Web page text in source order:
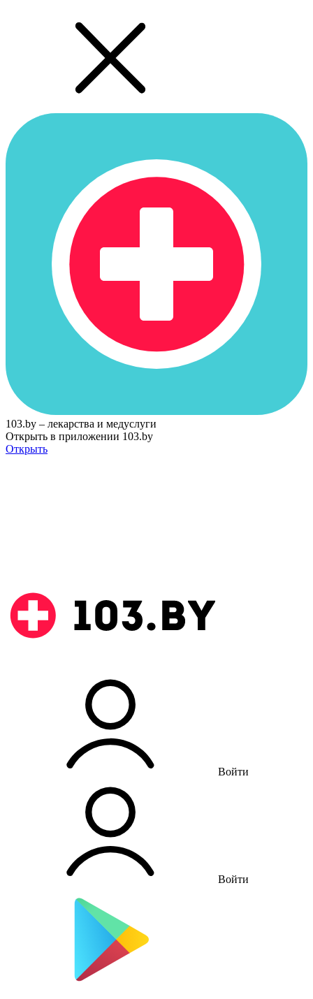
103.by – лекарства и медуслуги
Открыть в приложении 103.by
Открыть
Войти
Войти